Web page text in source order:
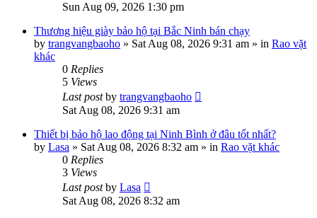
Sun Aug 09, 2026 1:30 pm
Thương hiệu giày bảo hộ tại Bắc Ninh bán chạy
by trangvangbaoho » Sat Aug 08, 2026 9:31 am » in Rao vặt
khác
0 Replies
5 Views
Last postby trangvangbaoho
Sat Aug 08, 2026 9:31 am
Thiết bị bảo hộ lao động tại Ninh Bình ở đâu tốt nhất?
by Lasa » Sat Aug 08, 2026 8:32 am » in Rao vặt khác
0 Replies
3 Views
Last postby Lasa
Sat Aug 08, 2026 8:32 am